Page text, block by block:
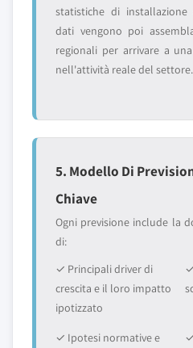
statistiche di
dati vengono poi
regionali per arrivare a
nell'attività reale del settore.
5. Modello Di
Chiave
Ogni previsione include la
di:
✓ Principali driver di
crescita e il loro impatto
ipotizzato
✓ Ipotesi normative e